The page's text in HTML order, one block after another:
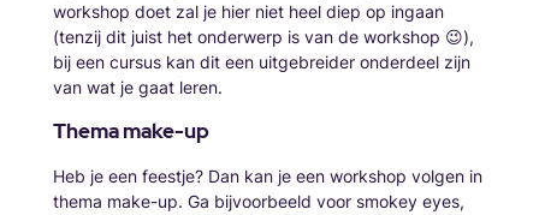
workshop doet zal je hier niet heel diep op ingaan
(tenzij dit juist het onderwerp is van de workshop 😉),
bij een cursus kan dit een uitgebreider onderdeel zijn
van wat je gaat leren.
Thema make-up
Heb je een feestje? Dan kan je een workshop volgen in
thema make-up. Ga bijvoorbeeld voor smokey eyes,